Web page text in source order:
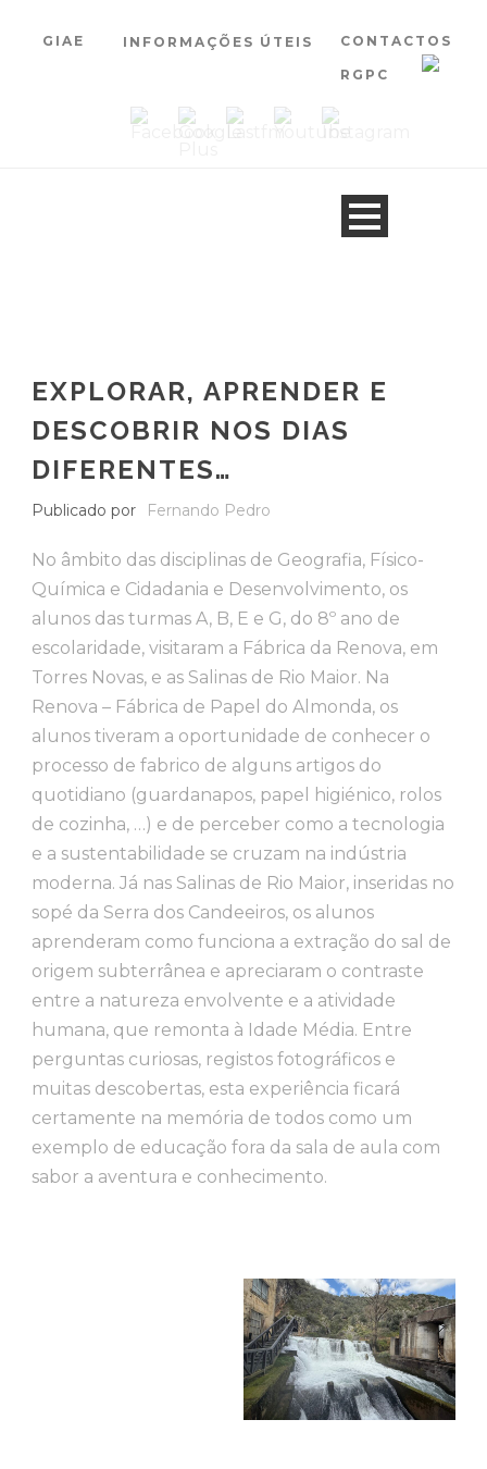
GIAE INFORMAÇÕES ÚTEIS CONTACTOS
RGPC
EXPLORAR, APRENDER E
DESCOBRIR NOS DIAS
DIFERENTES…
Publicado por Fernando Pedro
No âmbito das disciplinas de Geografia, Físico-
Química e Cidadania e Desenvolvimento, os
alunos das turmas A, B, E e G, do 8º ano de
escolaridade, visitaram a Fábrica da Renova, em
Torres Novas, e as Salinas de Rio Maior. Na
Renova – Fábrica de Papel do Almonda, os
alunos tiveram a oportunidade de conhecer o
processo de fabrico de alguns artigos do
quotidiano (guardanapos, papel higiénico, rolos
de cozinha, …) e de perceber como a tecnologia
e a sustentabilidade se cruzam na indústria
moderna. Já nas Salinas de Rio Maior, inseridas no
sopé da Serra dos Candeeiros, os alunos
aprenderam como funciona a extração do sal de
origem subterrânea e apreciaram o contraste
entre a natureza envolvente e a atividade
humana, que remonta à Idade Média. Entre
perguntas curiosas, registos fotográficos e
muitas descobertas, esta experiência ficará
certamente na memória de todos como um
exemplo de educação fora da sala de aula com
sabor a aventura e conhecimento.